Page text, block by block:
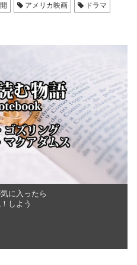
アメリカ映画
ドラマ
に入ったら
しよう